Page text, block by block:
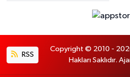
RSS
Copyright © 2010 -
Hakları Saklıdır.